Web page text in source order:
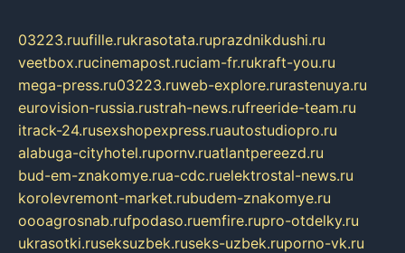
03223.ruufille.rukrasotata.ruprazdnikdushi.ru
veetbox.rucinemapost.ruciam-fr.rukraft-you.ru
mega-press.ru03223.ruweb-explore.rurastenuya.ru
eurovision-russia.rustrah-news.rufreeride-team.ru
itrack-24.rusexshopexpress.ruautostudiopro.ru
alabuga-cityhotel.rupornv.ruatlantpereezd.ru
bud-em-znakomye.rua-cdc.ruelektrostal-news.ru
korolevremont-market.rubudem-znakomye.ru
oooagrosnab.rufpodaso.ruemfire.rupro-otdelky.ru
ukrasotki.ruseksuzbek.ruseks-uzbek.ruporno-vk.ru